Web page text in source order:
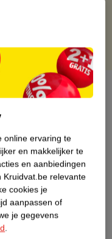
geen Nature
online ervaring te
en makkelijker te
en aanbiedingen
relevante
cookies je
aanpassen of
je gegevens
.